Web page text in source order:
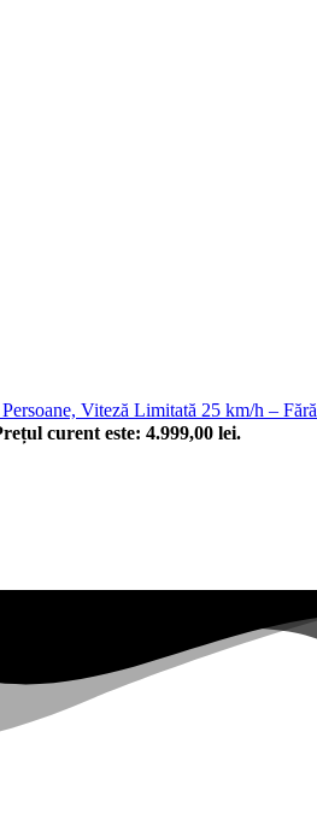
Viteză Limitată 25 km/h –
curent este: 4.999,00 lei.